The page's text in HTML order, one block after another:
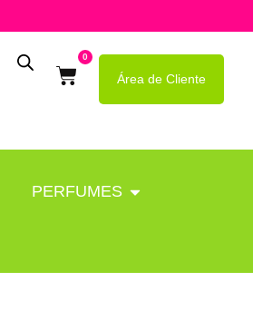
0
Área de Cliente
PERFUMES